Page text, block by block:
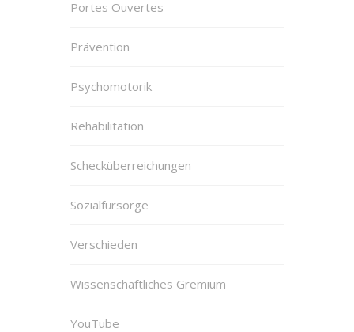
Portes Ouvertes
Prävention
Psychomotorik
Rehabilitation
Schecküberreichungen
Sozialfürsorge
Verschieden
Wissenschaftliches Gremium
YouTube